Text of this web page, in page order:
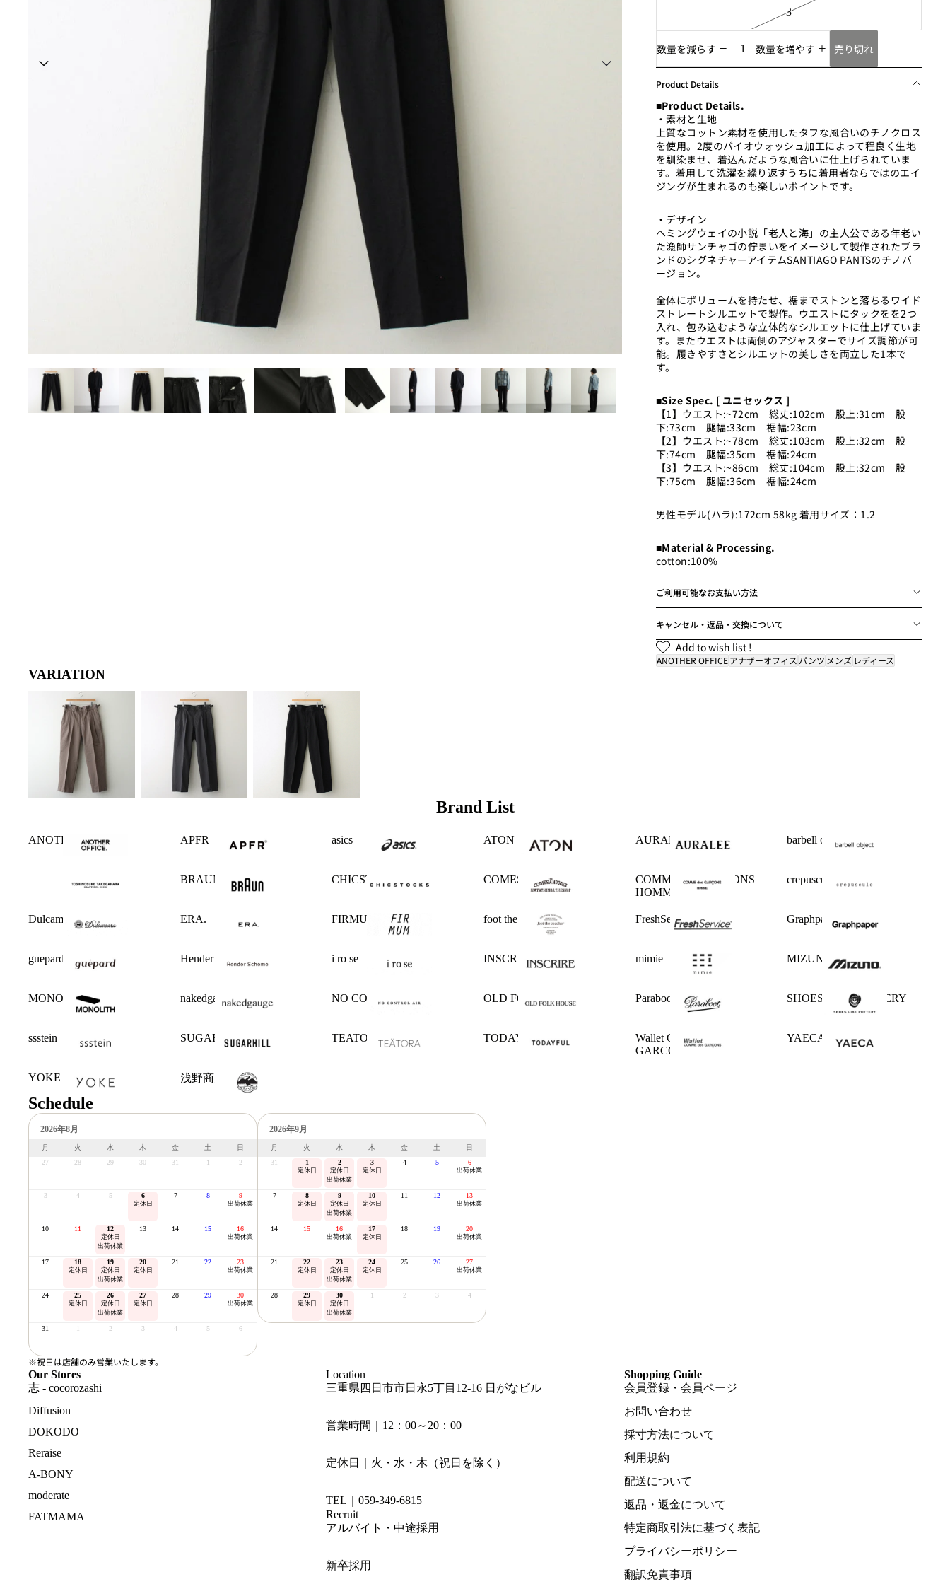
男性モデル(ハラ):172cm 58kg
3
数量を減らす 数量を増やす 売り切れ
Product Details
■Product Details.
・素材と生地
上質なコットン素材を使用したタフな風合いのチノクロス
を使用。2度のバイオウォッシュ加工によって程良く生地
を馴染ませ、着込んだような風合いに仕上げられていま
す。着用して洗濯を繰り返すうちに着用者ならではのエイ
ジングが生まれるのも楽しいポイントです。
・デザイン
ヘミングウェイの小説「老人と海」の主人公である年老い
た漁師サンチャゴの佇まいをイメージして製作されたブラ
ンドのシグネチャーアイテムSANTIAGO PANTSのチノバ
ージョン。
全体にボリュームを持たせ、裾までストンと落ちるワイド
ストレートシルエットで製作。ウエストにタックをを2つ
入れ、包み込むような立体的なシルエットに仕上げていま
す。またウエストは両側のアジャスターでサイズ調節が可
能。履きやすさとシルエットの美しさを両立した1本で
す。
■Size Spec. [ ユニセックス ]
【1】ウエスト:~72cm 総丈:102cm 股上:31cm 股
下:73cm 腿幅:33cm 裾幅:23cm
【2】ウエスト:~78cm 総丈:103cm 股上:32cm 股
下:74cm 腿幅:35cm 裾幅:24cm
【3】ウエスト:~86cm 総丈:104cm 股上:32cm 股
下:75cm 腿幅:36cm 裾幅:24cm
男性モデル(ハラ):172cm 58kg 着用サイズ：1.2
■Material & Processing.
cotton:100%
ご利用可能なお支払い方法
キャンセル・返品・交換について
Add to wish list !
ANOTHER OFFICEアナザーオフィス パンツ メンズ レディース
VARIATION
Brand List
ANOTHER OFFICE APFR asics ATON AURALEE barbell object
BRAUN CHICSTOCKS COMESANDGOES
COMME des GARCONS
HOMME
crepuscule
Dulcamara ERA. FIRMUM foot the coacher FreshService Graphpaper
guepard Hender Scheme i ro se INSCRIRE mimie MIZUNO
MONOLITH nakedgauge NO CONTROL AIR OLD FOLK HOUSE Paraboot SHOES LIKE POTTERY
ssstein SUGARHILL TEATORA TODAYFUL
Wallet COMME des
GARCONS
YAECA
YOKE 浅野商店
Schedule
2026年8月
月 火 水 木 金 土
日
27
28 29 30 31 1 2
3 4 5 6
定休日
7 8 9
出荷休業
10 11 12
定休日
出荷休業
13 14 15 16
出荷休業
17 18
定休日
19
定休日
出荷休業
20
定休日
21 22 23
出荷休業
24 25
定休日
26
定休日
出荷休業
27
定休日
28 29 30
出荷休業
31 1 2 3 4 5 6
2026年9月
月 火 水 木 金 土
日
31
1
定休日
2
定休日
出荷休業
3
定休日
4 5 6
出荷休業
7 8
定休日
9
定休日
出荷休業
10
定休日
11 12 13
出荷休業
14 15 16
出荷休業
17
定休日
18 19 20
出荷休業
21 22
定休日
23
定休日
出荷休業
24
定休日
25 26 27
出荷休業
28 29
定休日
30
定休日
出荷休業
1 2 3 4
※祝日は店舗のみ営業いたします。
Our Stores
志 - cocorozashi
Diffusion
DOKODO
Reraise
A-BONY
moderate
FATMAMA
Location
三重県四日市市日永5丁目12-16 日がなビル
営業時間｜12：00～20：00
定休日｜火・水・木（祝日を除く）
TEL｜059-349-6815
Recruit
アルバイト・中途採用
新卒採用
Shopping Guide
会員登録・会員ページ
お問い合わせ
採寸方法について
利用規約
配送について
返品・返金について
特定商取引法に基づく表記
プライバシーポリシー
翻訳免責事項